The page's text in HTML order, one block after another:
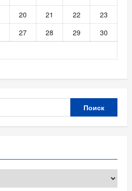
20 21 22
23
27 28 29
30